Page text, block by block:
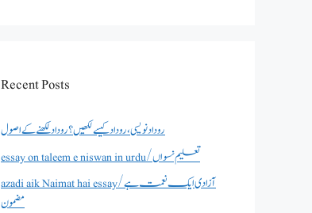
Recent Posts
روداد نویسی ،روداد کیسے لکھیں؟ روداد لکھنے کے اصول
essay on taleem e niswan in urdu/تعلیم نسواں
azadi aik Naimat hai essay/آزادی ایک نعمت ہے
مضمون